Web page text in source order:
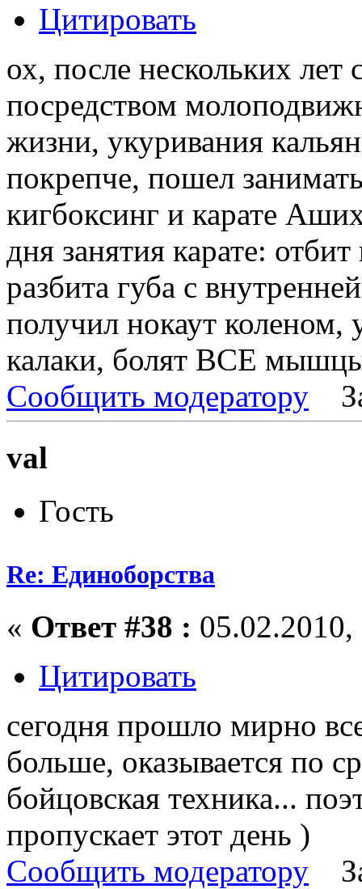
Цитировать
ох, после нескольких
посредством
жизни, укуривания
покрепче, пошел
кигбоксинг и карате
дня занятия карате:
разбита губа с
получил нокаут
калаки, болят ВСЕ
Сообщить модератору
val
Гость
Re: Единоборства
« Ответ #38 :
Цитировать
сегодня прошло мирно
больше, оказывается по
бойцовская техника...
пропускает этот день )
Сообщить модератору